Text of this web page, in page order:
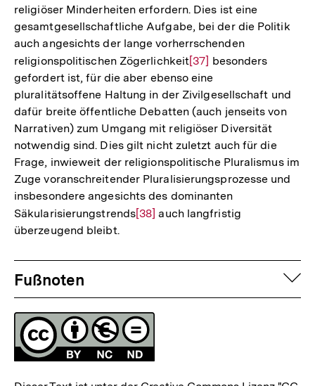
religiöser Minderheiten erfordern. Dies ist eine
gesamtgesellschaftliche Aufgabe, bei der die Politik
auch angesichts der lange vorherrschenden
religionspolitischen ZögerlichkeitZur
Auflösung
der
Fußnote
[37] besonders
gefordert ist, für die aber ebenso eine
pluralitätsoffene Haltung in der Zivilgesellschaft und
dafür breite öffentliche Debatten (auch jenseits von
Narrativen) zum Umgang mit religiöser Diversität
notwendig sind. Dies gilt nicht zuletzt auch für die
Frage, inwieweit der religionspolitische Pluralismus im
Zuge voranschreitender Pluralisierungsprozesse und
insbesondere angesichts des dominanten
SäkularisierungstrendsZur
[38] auch langfristig
überzeugend bleibt.
Fussnoten
Fußnoten
Lizenz